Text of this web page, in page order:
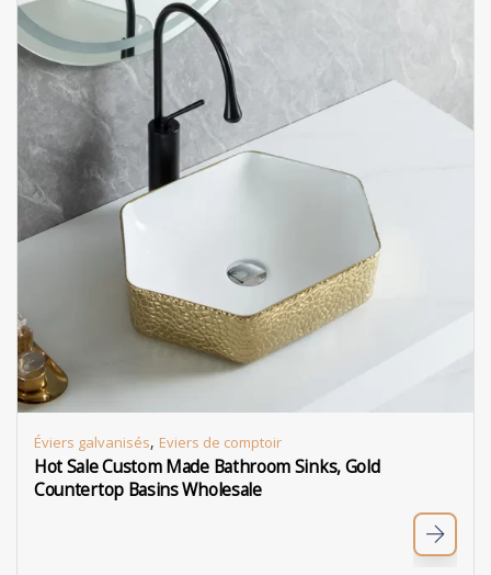
Éviers galvanisés, Eviers de comptoir
Hot Sale Custom Made Bathroom Sinks, Gold
Countertop Basins Wholesale